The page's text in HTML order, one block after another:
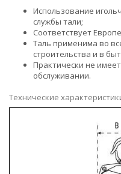
Использование
службы тали;
Соответствует
Таль применима во
строительства и в
Практически не
обслуживании.
Технические